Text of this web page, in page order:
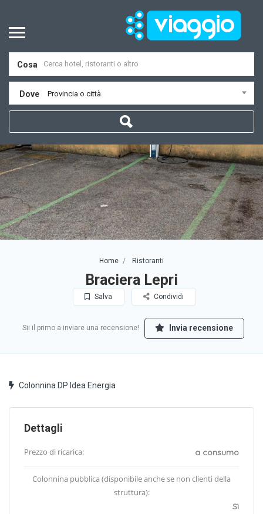
Cosa
Dove Provincia o città
Home Ristoranti
Braciera Lepri
Salva Condividi
Sii il primo a inviare una recensione! Invia recensione
Colonnina DP Idea Energia
Dettagli
Prezzo di ricarica: a consumo
Colonnina pubblica (disponibile anche se non clienti della
struttura):
Sì